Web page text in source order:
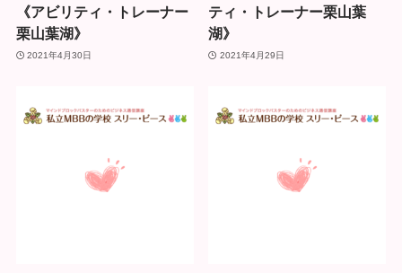
《アビリティ・トレーナー
栗山葉湖》
2021年4月30日
ティ・トレーナー栗山葉
湖》
2021年4月29日